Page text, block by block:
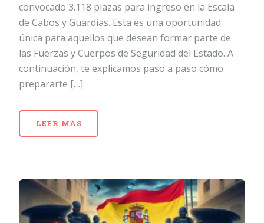
convocado 3.118 plazas para ingreso en la Escala
de Cabos y Guardias. Esta es una oportunidad
única para aquellos que desean formar parte de
las Fuerzas y Cuerpos de Seguridad del Estado. A
continuación, te explicamos paso a paso cómo
prepararte […]
LEER MÁS